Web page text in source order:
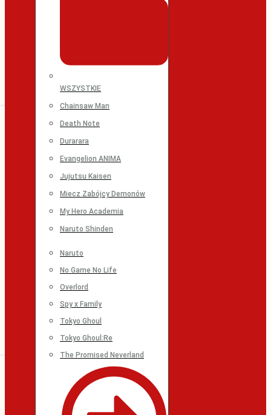
WSZYSTKIE
Chainsaw Man
Death Note
Durarara
Evangelion ANIMA
Jujutsu Kaisen
Miecz Zabójcy Demonów
My Hero Academia
Naruto Shinden
Naruto
No Game No Life
Overlord
Spy x Family
Tokyo Ghoul
Tokyo Ghoul:Re
The Promised Neverland